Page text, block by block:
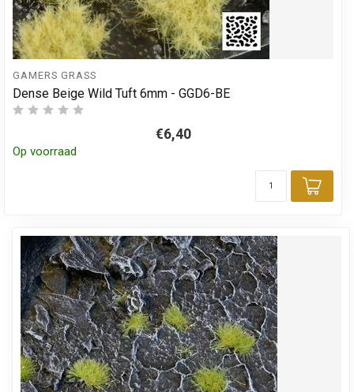
GAMERS GRASS
Dense Beige Wild Tuft 6mm - GGD6-BE
€6,40
Op voorraad